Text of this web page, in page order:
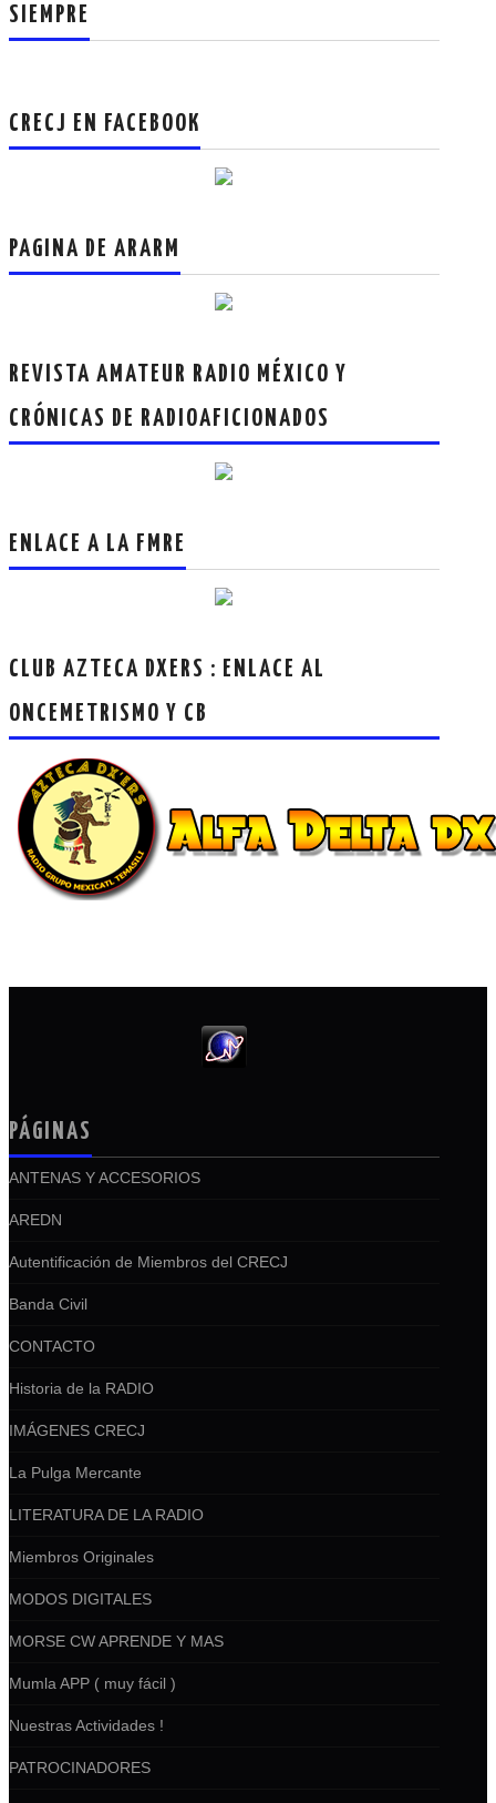
SIEMPRE
CRECJ EN FACEBOOK
PAGINA DE ARARM
REVISTA AMATEUR RADIO MÉXICO Y
CRÓNICAS DE RADIOAFICIONADOS
ENLACE A LA FMRE
CLUB AZTECA DXERS : ENLACE AL
ONCEMETRISMO Y CB
PÁGINAS
ANTENAS Y ACCESORIOS
AREDN
Autentificación de Miembros del CRECJ
Banda Civil
CONTACTO
Historia de la RADIO
IMÁGENES CRECJ
La Pulga Mercante
LITERATURA DE LA RADIO
Miembros Originales
MODOS DIGITALES
MORSE CW APRENDE Y MAS
Mumla APP ( muy fácil )
Nuestras Actividades !
PATROCINADORES